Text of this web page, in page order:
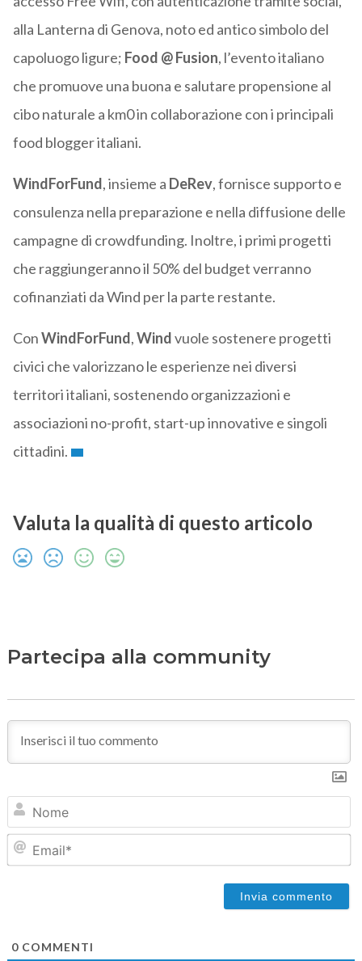
alla Lanterna di Genova, noto ed antico simbolo del
capoluogo ligure; Food @ Fusion, l’evento italiano
che promuove una buona e salutare propensione al
cibo naturale a km0 in collaborazione con i principali
food blogger italiani.
WindForFund, insieme a DeRev, fornisce supporto e
consulenza nella preparazione e nella diffusione delle
campagne di crowdfunding. Inoltre, i primi progetti
che raggiungeranno il 50% del budget verranno
cofinanziati da Wind per la parte restante.
ConWindForFund,Windvuole sostenere progetti
civici che valorizzano le esperienze nei diversi
territori italiani, sostenendo organizzazioni e
associazioni no-profit, start-up innovative e singoli
cittadini.
Valuta la qualità di questo articolo
Partecipa alla community
0COMMENTI